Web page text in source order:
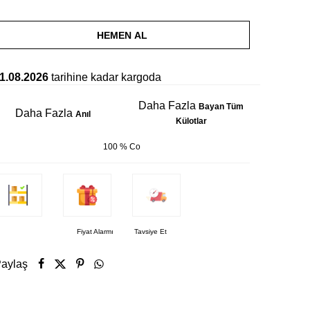
HEMEN AL
tarihine kadar kargoda
Daha Fazla Anıl
Daha Fazla Bayan Tüm
Külotlar
100 % Co
Fiyat Alarmı Tavsiye Et